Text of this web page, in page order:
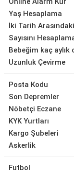
Yaş Hesaplama
İki Tarih
Sayısını
Bebeğim kaç aylık
Uzunluk Çevirme
Posta Kodu
Son Depremler
Nöbetçi Eczane
KYK Yurtları
Kargo Şubeleri
Askerlik
Futbol